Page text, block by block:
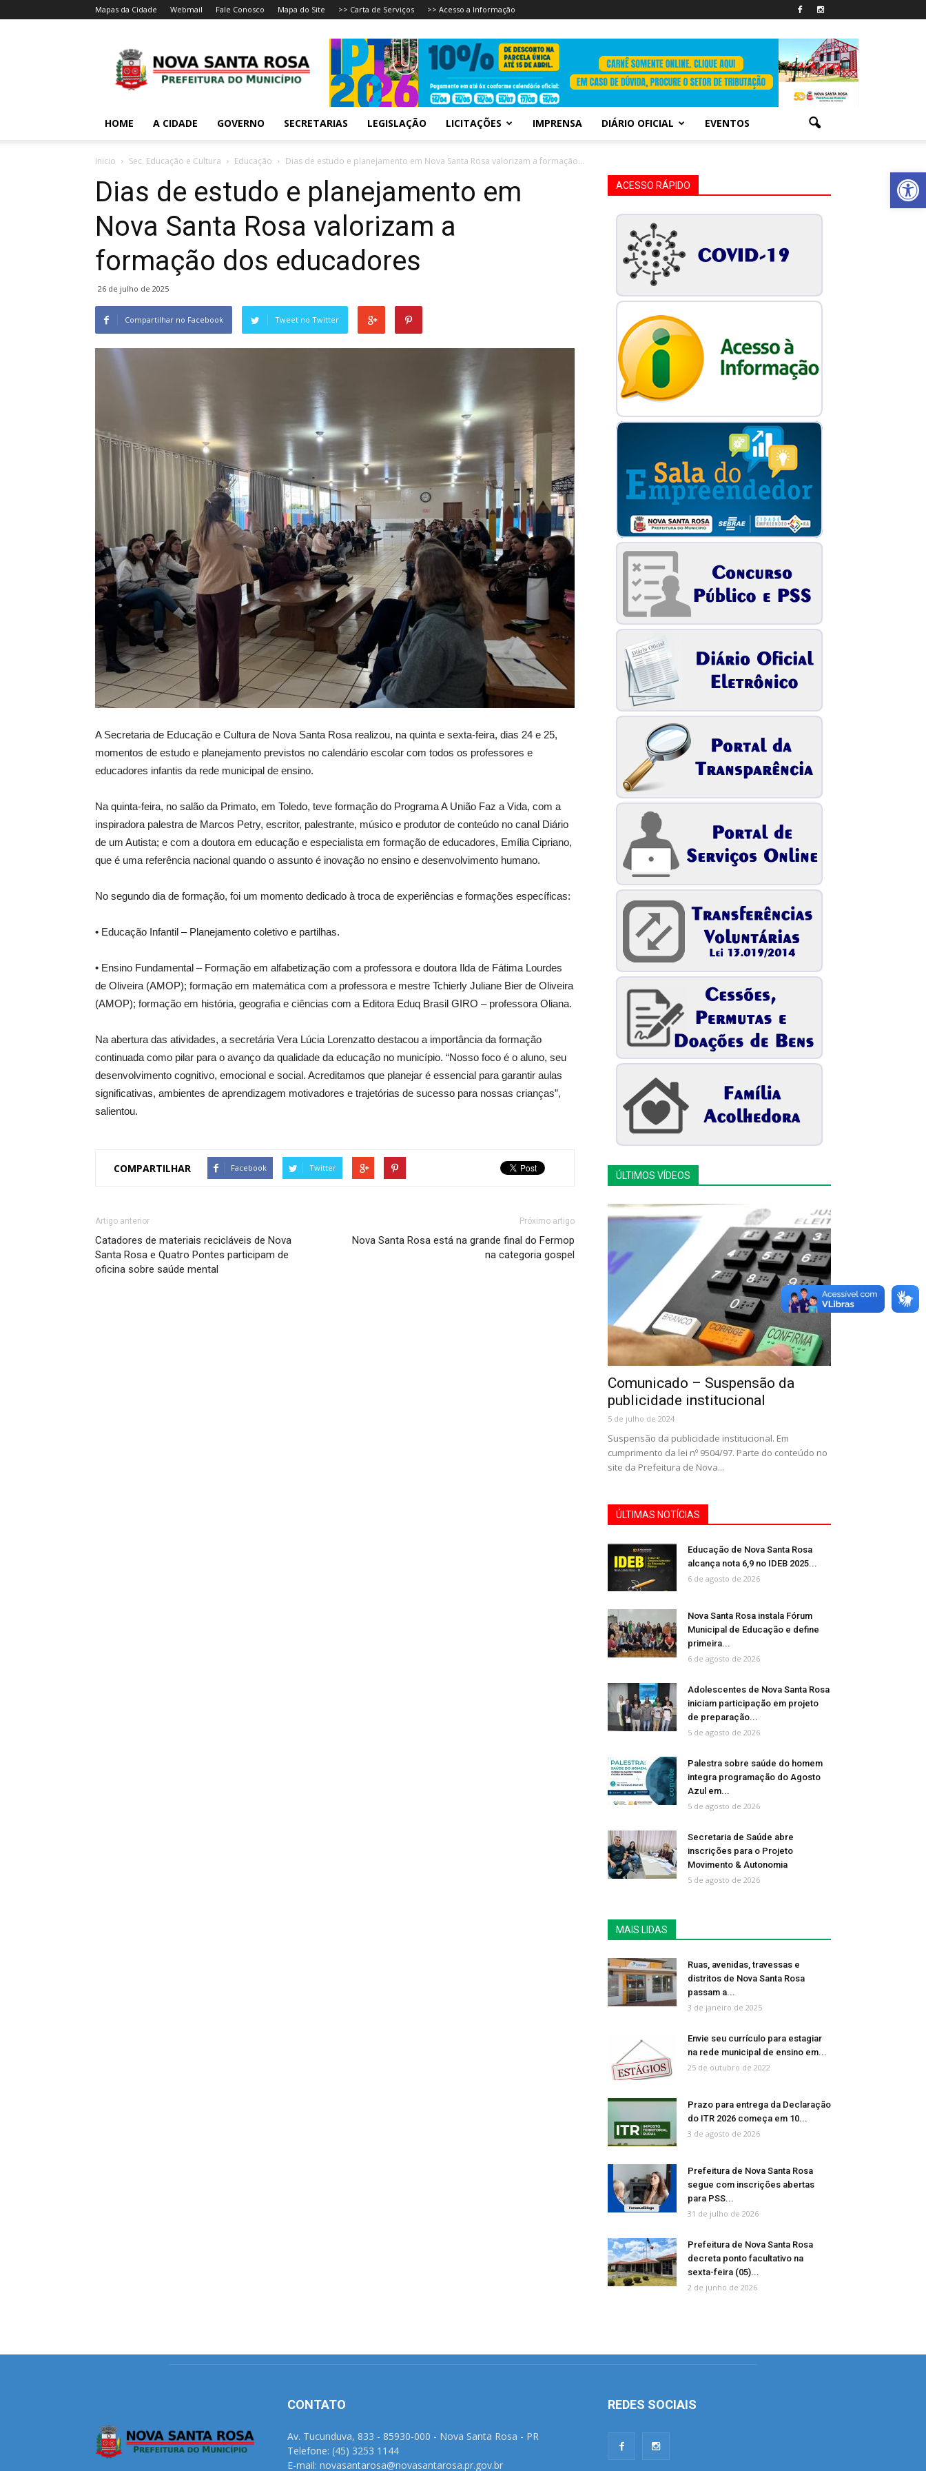
Abrir
Mapas da Cidade Webmail Fale Conosco Mapa do Site >> Carta de Serviços >> Acesso a Informação
HOME A CIDADE GOVERNO SECRETARIAS LEGISLAÇÃO LICITAÇÕES IMPRENSA DIÁRIO OFICIAL EVENTOS
Inicio Sec. Educação e Cultura Educação Dias de estudo e planejamento em Nova Santa Rosa valorizam a formação...
Dias de estudo e planejamento em
Nova Santa Rosa valorizam a
formação dos educadores
26 de julho de 2025
Compartilhar no Facebook Tweet no Twitter
A Secretaria de Educação e Cultura de Nova Santa Rosa realizou, na quinta e sexta-feira, dias 24 e 25,
momentos de estudo e planejamento previstos no calendário escolar com todos os professores e
educadores infantis da rede municipal de ensino.
Na quinta-feira, no salão da Primato, em Toledo, teve formação do Programa A União Faz a Vida, com a
inspiradora palestra de Marcos Petry, escritor, palestrante, músico e produtor de conteúdo no canal Diário
de um Autista; e com a doutora em educação e especialista em formação de educadores, Emília Cipriano,
que é uma referência nacional quando o assunto é inovação no ensino e desenvolvimento humano.
No segundo dia de formação, foi um momento dedicado à troca de experiências e formações específicas:
• Educação Infantil – Planejamento coletivo e partilhas.
• Ensino Fundamental – Formação em alfabetização com a professora e doutora Ilda de Fátima Lourdes
de Oliveira (AMOP); formação em matemática com a professora e mestre Tchierly Juliane Bier de Oliveira
(AMOP); formação em história, geografia e ciências com a Editora Eduq Brasil GIRO – professora Oliana.
Na abertura das atividades, a secretária Vera Lúcia Lorenzatto destacou a importância da formação
continuada como pilar para o avanço da qualidade da educação no município. “Nosso foco é o aluno, seu
desenvolvimento cognitivo, emocional e social. Acreditamos que planejar é essencial para garantir aulas
significativas, ambientes de aprendizagem motivadores e trajetórias de sucesso para nossas crianças”,
salientou.
COMPARTILHAR Facebook Twitter
Artigo anterior
Catadores de materiais recicláveis de Nova
Santa Rosa e Quatro Pontes participam de
oficina sobre saúde mental
Próximo artigo
Nova Santa Rosa está na grande final do Fermop
na categoria gospel
ACESSO RÁPIDO
ÚLTIMOS VÍDEOS
Comunicado – Suspensão da
publicidade institucional
5 de julho de 2024
Suspensão da publicidade institucional. Em
cumprimento da lei nº 9504/97. Parte do conteúdo no
site da Prefeitura de Nova...
ÚLTIMAS NOTÍCIAS
Educação de Nova Santa Rosa
alcança nota 6,9 no IDEB 2025...
6 de agosto de 2026
Nova Santa Rosa instala Fórum
Municipal de Educação e define
primeira...
6 de agosto de 2026
Adolescentes de Nova Santa Rosa
iniciam participação em projeto
de preparação...
5 de agosto de 2026
Palestra sobre saúde do homem
integra programação do Agosto
Azul em...
5 de agosto de 2026
Secretaria de Saúde abre
inscrições para o Projeto
Movimento & Autonomia
5 de agosto de 2026
MAIS LIDAS
Ruas, avenidas, travessas e
distritos de Nova Santa Rosa
passam a...
3 de janeiro de 2025
Envie seu currículo para estagiar
na rede municipal de ensino em...
25 de outubro de 2022
Prazo para entrega da Declaração
do ITR 2026 começa em 10...
3 de agosto de 2026
Prefeitura de Nova Santa Rosa
segue com inscrições abertas
para PSS...
31 de julho de 2026
Prefeitura de Nova Santa Rosa
decreta ponto facultativo na
sexta-feira (05)...
2 de junho de 2026
CONTATO
Av. Tucunduva, 833 - 85930-000 - Nova Santa Rosa - PR
Telefone: (45) 3253 1144
E-mail: novasantarosa@novasantarosa.pr.gov.br
REDES SOCIAIS